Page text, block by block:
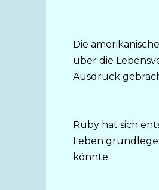
Die
über die
Ausdruck
Ruby hat sich
Leben
könnte.